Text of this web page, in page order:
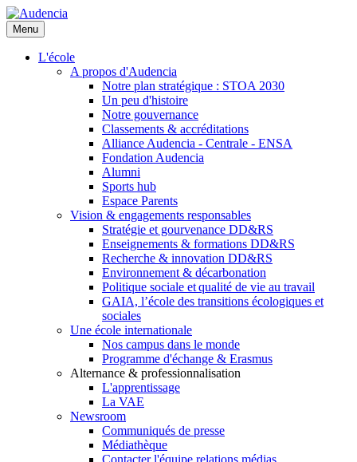
Aller
au
contenu
principal
Menu
L'école
A propos d'Audencia
Notre plan stratégique : STOA 2030
Un peu d'histoire
Notre gouvernance
Classements & accréditations
Alliance Audencia - Centrale - ENSA
Fondation Audencia
Alumni
Sports hub
Espace Parents
Vision & engagements responsables
Stratégie et gourvenance DD&RS
Enseignements & formations DD&RS
Recherche & innovation DD&RS
Environnement & décarbonation
Politique sociale et qualité de vie au travail
GAIA, l’école des transitions écologiques et
sociales
Une école internationale
Nos campus dans le monde
Programme d'échange & Erasmus
Alternance & professionnalisation
L'apprentissage
La VAE
Newsroom
Communiqués de presse
Médiathèque
Contacter l'équipe relations médias